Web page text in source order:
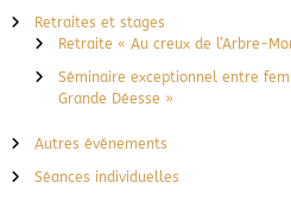
Retraites et stages
Retraite « Au creux de l’Arbre-
Séminaire exceptionnel entre
Grande Déesse »
Autres événements
Séances individuelles